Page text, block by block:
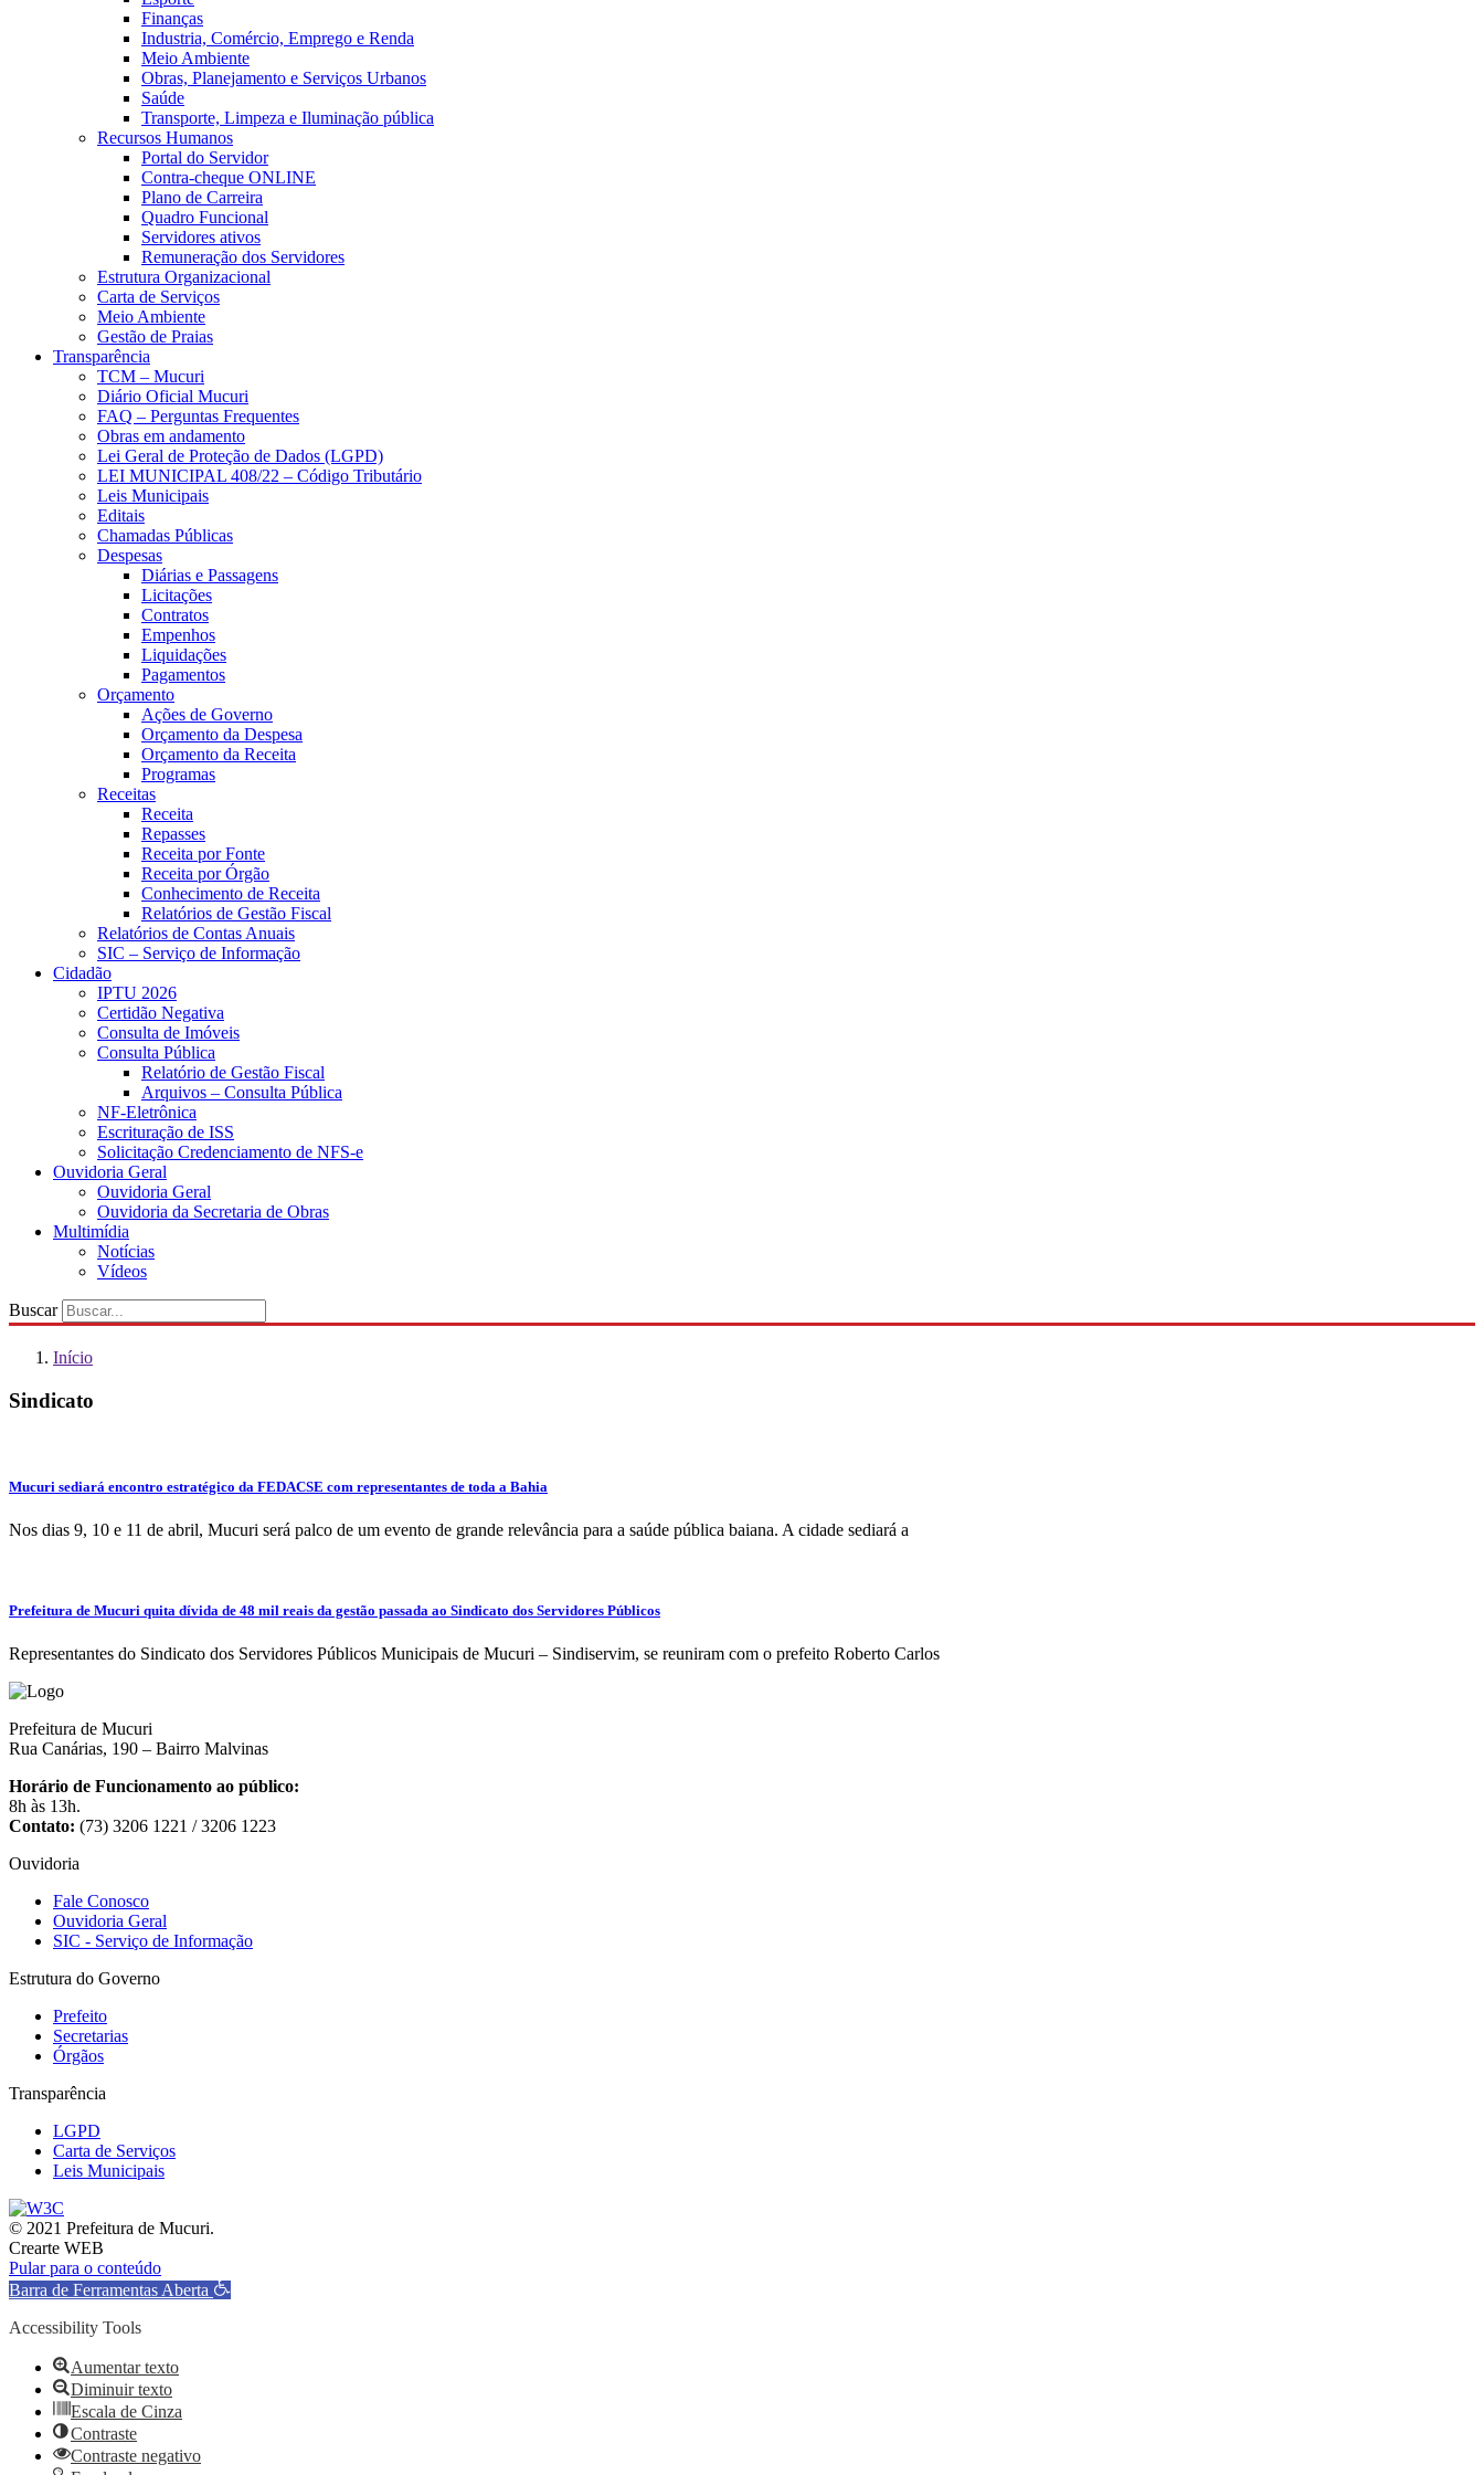
Finanças
Industria, Comércio, Emprego e Renda
Meio Ambiente
Obras, Planejamento e Serviços Urbanos
Saúde
Transporte, Limpeza e Iluminação pública
Recursos Humanos
Portal do Servidor
Contra-cheque ONLINE
Plano de Carreira
Quadro Funcional
Servidores ativos
Remuneração dos Servidores
Estrutura Organizacional
Carta de Serviços
Meio Ambiente
Gestão de Praias
Transparência
TCM – Mucuri
Diário Oficial Mucuri
FAQ – Perguntas Frequentes
Obras em andamento
Lei Geral de Proteção de Dados (LGPD)
LEI MUNICIPAL 408/22 – Código Tributário
Leis Municipais
Editais
Chamadas Públicas
Despesas
Diárias e Passagens
Licitações
Contratos
Empenhos
Liquidações
Pagamentos
Orçamento
Ações de Governo
Orçamento da Despesa
Orçamento da Receita
Programas
Receitas
Receita
Repasses
Receita por Fonte
Receita por Órgão
Conhecimento de Receita
Relatórios de Gestão Fiscal
Relatórios de Contas Anuais
SIC – Serviço de Informação
Cidadão
IPTU 2026
Certidão Negativa
Consulta de Imóveis
Consulta Pública
Relatório de Gestão Fiscal
Arquivos – Consulta Pública
NF-Eletrônica
Escrituração de ISS
Solicitação Credenciamento de NFS-e
Ouvidoria Geral
Ouvidoria Geral
Ouvidoria da Secretaria de Obras
Multimídia
Notícias
Vídeos
Buscar
Início
Sindicato
Mucuri sediará encontro estratégico da FEDACSE com representantes de toda a Bahia
Nos dias 9, 10 e 11 de abril, Mucuri será palco de um evento de grande relevância para a saúde pública baiana. A cidade sediará a
Prefeitura de Mucuri quita dívida de 48 mil reais da gestão passada ao Sindicato dos Servidores Públicos
Representantes do Sindicato dos Servidores Públicos Municipais de Mucuri – Sindiservim, se reuniram com o prefeito Roberto Carlos
Prefeitura de Mucuri
Rua Canárias, 190 – Bairro Malvinas
Horário de Funcionamento ao público:
8h às 13h.
Contato: (73) 3206 1221 / 3206 1223
Ouvidoria
Fale Conosco
Ouvidoria Geral
SIC - Serviço de Informação
Estrutura do Governo
Prefeito
Secretarias
Órgãos
Transparência
LGPD
Carta de Serviços
Leis Municipais
© 2021 Prefeitura de Mucuri.
Crearte WEB
Pular para o conteúdo
Barra de Ferramentas Aberta
Accessibility Tools
Aumentar texto
Diminuir texto
Escala de Cinza
Contraste
Contraste negativo